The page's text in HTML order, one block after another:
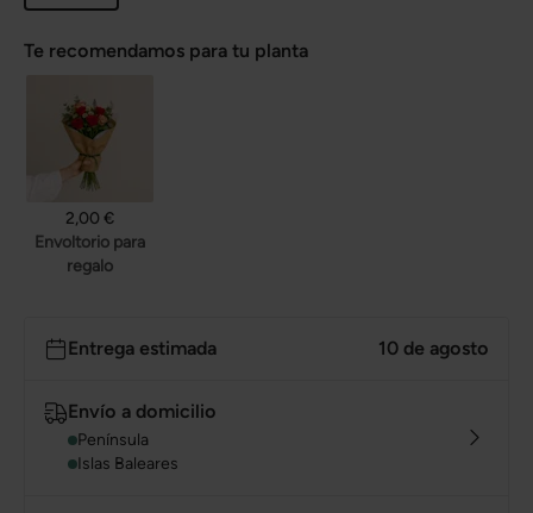
Te recomendamos para tu planta
2,00 €
Envoltorio para
regalo
Entrega estimada 10 de agosto
Envío a domicilio
Península
Islas Baleares